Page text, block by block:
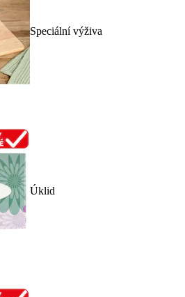
Speciální výživa
Úklid